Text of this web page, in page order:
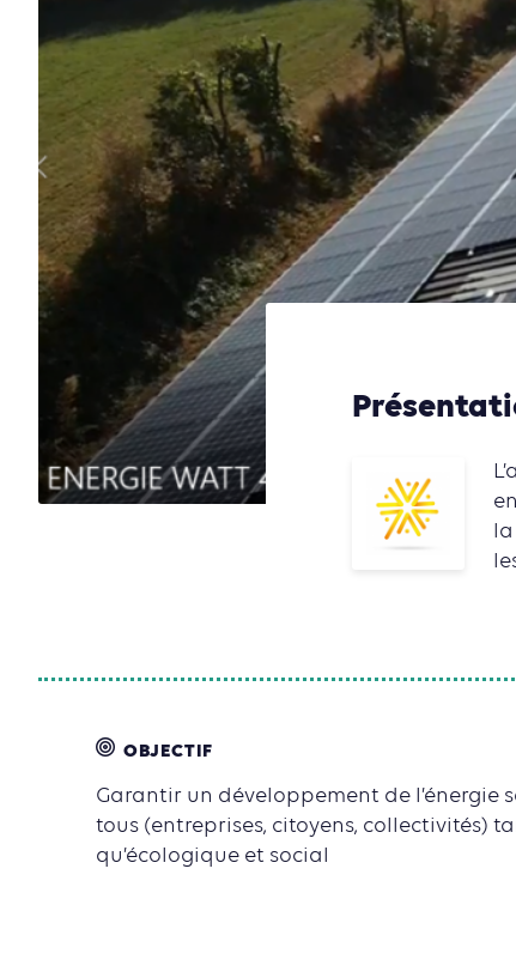
OBJECTIF
Garantir un développement de l’énergie
tous (entreprises, citoyens, collectivités)
qu’écologique et social